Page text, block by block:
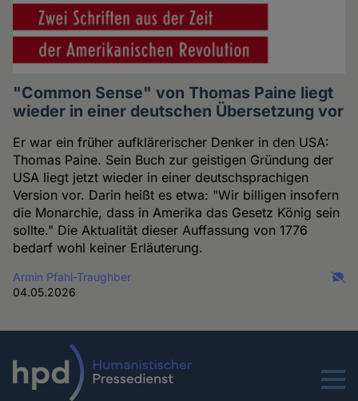
"Common Sense" von Thomas Paine liegt
wieder in einer deutschen Übersetzung vor
Er war ein früher aufklärerischer Denker in den USA:
Thomas Paine. Sein Buch zur geistigen Gründung der
USA liegt jetzt wieder in einer deutschsprachigen
Version vor. Darin heißt es etwa: "Wir billigen insofern
die Monarchie, dass in Amerika das Gesetz König sein
sollte." Die Aktualität dieser Auffassung von 1776
bedarf wohl keiner Erläuterung.
Armin Pfahl-Traughber
04.05.2026
Menu